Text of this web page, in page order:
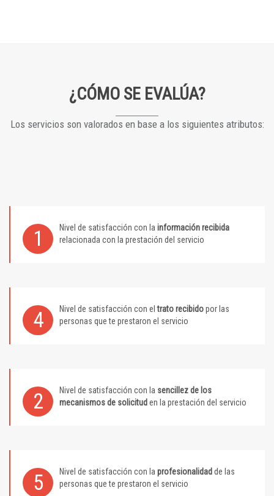
¿CÓMO SE EVALÚA?
Los servicios son valorados en base a los siguientes atributos:
1 Nivel de satisfacción con la información recibida
relacionada con la prestación del servicio
4 Nivel de satisfacción con eltrato recibidopor las
personas que te prestaron el servicio
2 Nivel de satisfacción con la sencillez de los
mecanismos de solicitud en la prestación del servicio
5 Nivel de satisfacción con la profesionalidad de las
personas que te prestaron el servicio